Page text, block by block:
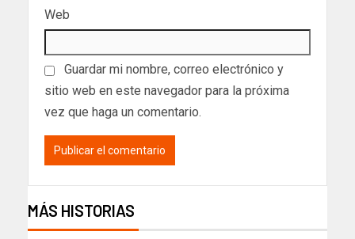
Web
Guardar mi nombre, correo electrónico y
sitio web en este navegador para la próxima
vez que haga un comentario.
MÁS HISTORIAS